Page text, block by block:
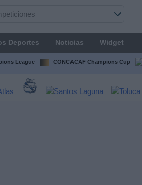
Deportes Noticias Widget
League CONCACAF Champions Cup